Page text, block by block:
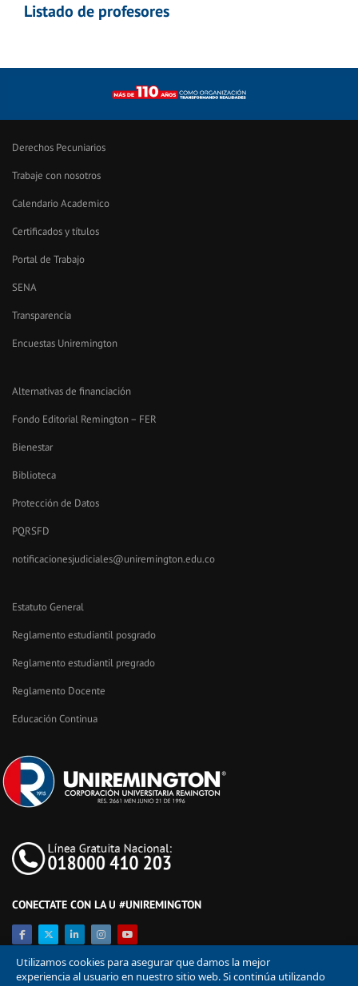
Listado de profesores
Derechos Pecuniarios
Trabaje con nosotros
Calendario Academico
Certificados y títulos
Portal de Trabajo
SENA
Transparencia
Encuestas Uniremington
Alternativas de financiación
Fondo Editorial Remington – FER
Bienestar
Biblioteca
Protección de Datos
PQRSFD
notificacionesjudiciales@uniremington.edu.co
Estatuto General
Reglamento estudiantil posgrado
Reglamento estudiantil pregrado
Reglamento Docente
Educación Continua
CONECTATE CON LA U #UNIREMINGTON
Utilizamos cookies para asegurar que damos la mejor
experiencia al usuario en nuestro sitio web. Si continúa utilizando